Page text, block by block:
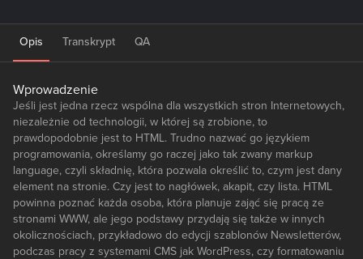
Opis Transkrypt QA
Wprowadzenie
Jeśli jest jedna rzecz wspólna dla wszystkich stron Internetowych,
niezależnie od technologii, w której są zrobione, to
prawdopodobnie jest to HTML. Trudno nazwać go językiem
programowania, określamy go raczej jako tak zwany markup
language, czyli składnię, która pozwala określić to, czym jest dany
element na stronie. Czy jest to nagłówek, akapit, czy lista. HTML
powinna poznać każda osoba, która planuje zająć się pracą ze
stronami WWW, ale jego podstawy przydają się także w innych
okolicznościach, przykładowo do edycji szablonów Newsletterów,
podczas pracy z systemami CMS jak WordPress, czy formatowaniu